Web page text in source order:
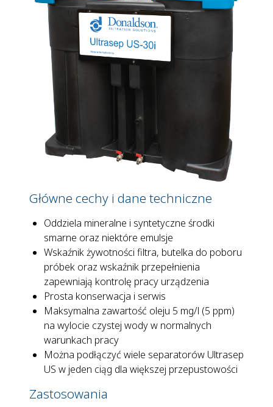
Główne cechy i dane techniczne
Oddziela mineralne i syntetyczne środki
smarne oraz niektóre emulsje
Wskaźnik żywotności filtra, butelka do poboru
próbek oraz wskaźnik przepełnienia
zapewniają kontrolę pracy urządzenia
Prosta konserwacja i serwis
Maksymalna zawartość oleju 5 mg/l (5 ppm)
na wylocie czystej wody w normalnych
warunkach pracy
Można podłączyć wiele separatorów Ultrasep
US w jeden ciąg dla większej przepustowości
Zastosowania